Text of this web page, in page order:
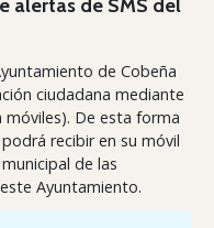
alertas de SMS del
de Cobeña
ciudadana mediante
móviles). De esta forma
recibir en su móvil
de las
Ayuntamiento.